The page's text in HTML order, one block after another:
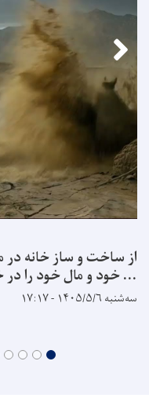
از ساخت و ساز خانه
... خود و مال خود را در
سه‌شنبه ۱۴۰۵/۵/۶ - ۱۷:۱۷